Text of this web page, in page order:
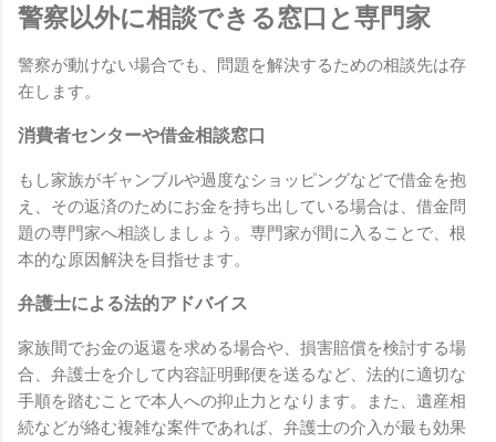
警察以外に相談できる窓口と専門家
警察が動けない場合でも、問題を解決するための相談先は存
在します。
消費者センターや借金相談窓口
もし家族がギャンブルや過度なショッピングなどで借金を抱
え、その返済のためにお金を持ち出している場合は、借金問
題の専門家へ相談しましょう。専門家が間に入ることで、根
本的な原因解決を目指せます。
弁護士による法的アドバイス
家族間でお金の返還を求める場合や、損害賠償を検討する場
合、弁護士を介して内容証明郵便を送るなど、法的に適切な
手順を踏むことで本人への抑止力となります。また、遺産相
続などが絡む複雑な案件であれば、弁護士の介入が最も効果